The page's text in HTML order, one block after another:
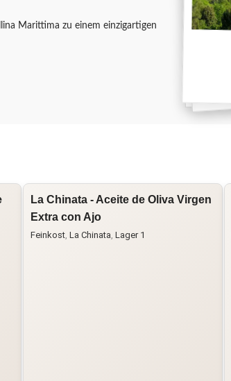
Marittima zu einem einzigartigen
La Chinata - Aceite de Oliva Virgen
Extra con Ajo
Feinkost, La Chinata, Lager 1